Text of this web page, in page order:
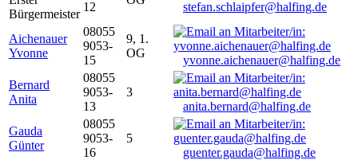
Bürgermeister
12
stefan.schlaipfer@halfing.de
Aichenauer
Yvonne
08055
9053-
15
9, 1.
OG
yvonne.aichenauer@halfing.de
Bernard
Anita
08055
9053-
13
3
anita.bernard@halfing.de
Gauda
Günter
08055
9053-
16
5
guenter.gauda@halfing.de